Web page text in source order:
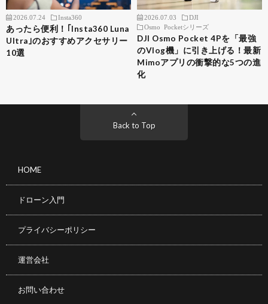
2026.07.24 Insta360
あったら便利！｢Insta360 Luna
Ultra｣のおすすめアクセサリー
10選
2026.07.03
DJI
Osmo Pocketシリーズ
DJI Osmo Pocket 4Pを「最強
のVlog機」に引き上げる！最新
Mimoアプリの衝撃的な5つの進
化
Back to Top
HOME
ドローン入門
プライバシーポリシー
運営会社
お問い合わせ